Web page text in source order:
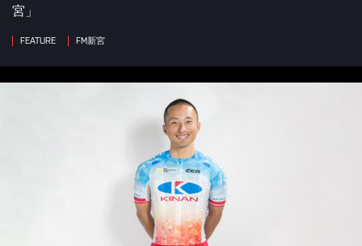
宮」
FEATURE FM新宮